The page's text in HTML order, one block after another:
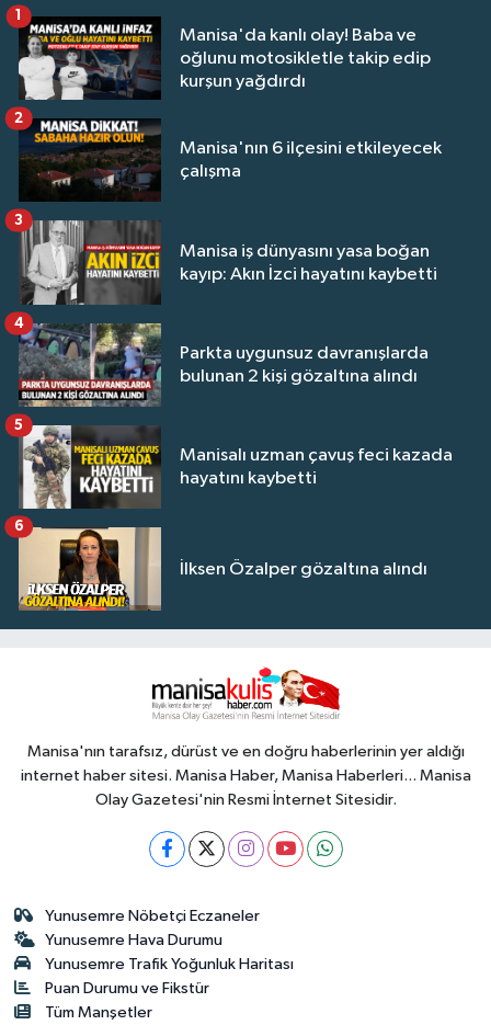
Manisa'da kanlı olay! Baba ve
oğlunu motosikletle takip edip
kurşun yağdırdı
Manisa'nın 6 ilçesini etkileyecek
çalışma
2
Manisa iş dünyasını yasa boğan
kayıp: Akın İzci hayatını kaybetti
3
Parkta uygunsuz davranışlarda
bulunan 2 kişi gözaltına alındı
4
Manisalı uzman çavuş feci kazada
hayatını kaybetti
5
İlksen Özalper gözaltına alındı
6
Manisa'nın tarafsız, dürüst ve en doğru haberlerinin yer aldığı
internet haber sitesi. Manisa Haber, Manisa Haberleri... Manisa
Olay Gazetesi'nin Resmi İnternet Sitesidir.
Yunusemre Nöbetçi Eczaneler
Yunusemre Hava Durumu
Yunusemre Trafik Yoğunluk Haritası
Puan Durumu ve Fikstür
Tüm Manşetler